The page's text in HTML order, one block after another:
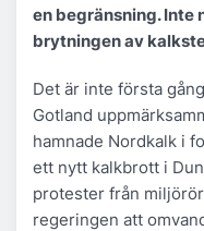
en begränsning. Inte
brytningen av
Det är inte första
Gotland
hamnade Nordkalk i
ett nytt kalkbrott i
protester från
regeringen att